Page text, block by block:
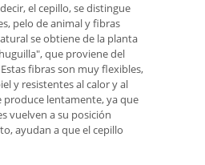
el cepillo, se distingue
pelo de animal y fibras
se obtiene de la planta
que proviene del
fibras son muy flexibles,
y resistentes al calor y al
produce lentamente, ya que
vuelven a su posición
ayudan a que el cepillo